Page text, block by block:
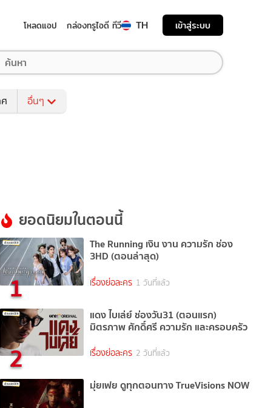
โหลดแอป กล่องทรูไอดี ทีวี TH เข้าสู่ระบบ
อื่นๆ
ยอดนิยมในตอนนี้
1
The Running เงิน งาน ความรัก ช่อง
3HD (ตอนล่าสุด)
เรื่องย่อละคร 1 วันที่แล้ว
2
แดง ไบเล่ย์ ช่องวัน31 (ตอนแรก)
มิตรภาพ ศักดิ์ศรี ความรัก และครอบครัว
เรื่องย่อละคร 2 วันที่แล้ว
มุ่ยเฟย ดูทุกตอนทาง TrueVisions NOW